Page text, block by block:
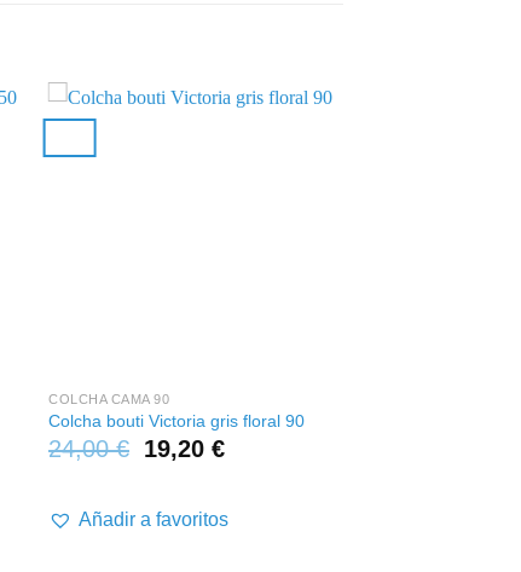
COLCHA CAMA 90
Colcha bouti Victoria gris floral 90
24,00€ 19,20 €
Añadir a favoritos